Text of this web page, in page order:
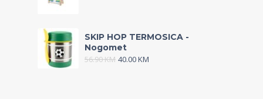
SKIP HOP TERMOSICA -
Nogomet
56.90KM 40.00KM